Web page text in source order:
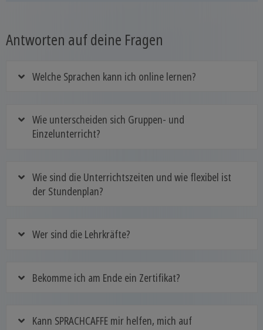
Antworten auf deine Fragen
Welche Sprachen kann ich online lernen?
Wie unterscheiden sich Gruppen- und
Einzelunterricht?
Wie sind die Unterrichtszeiten und wie flexibel ist
der Stundenplan?
Wer sind die Lehrkräfte?
Bekomme ich am Ende ein Zertifikat?
Kann SPRACHCAFFE mir helfen, mich auf